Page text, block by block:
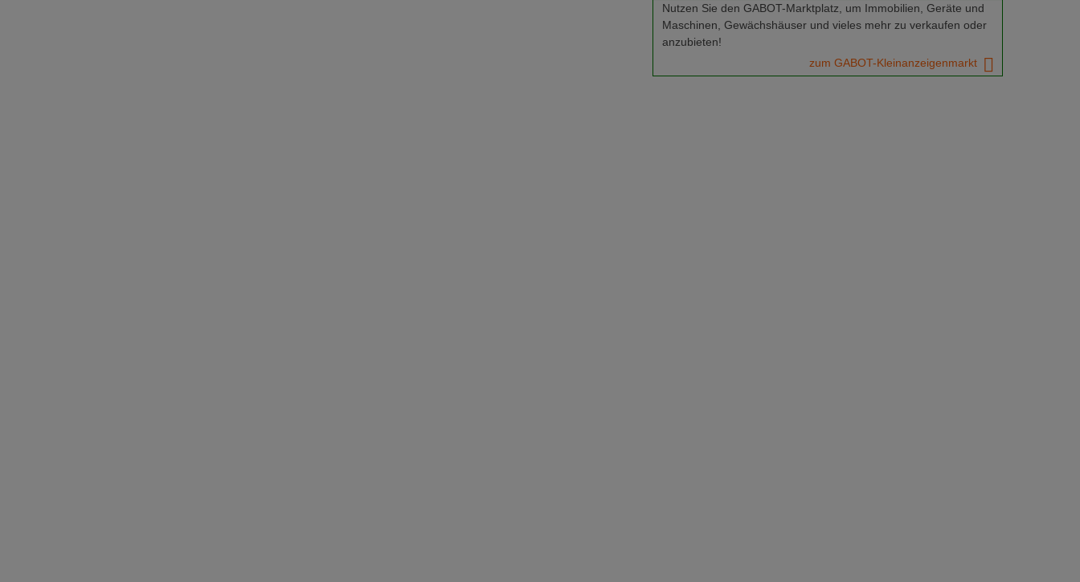
Nutzen Sie den GABOT-Marktplatz, um Immobilien, Geräte und
Maschinen, Gewächshäuser und vieles mehr zu verkaufen oder
anzubieten!
zum GABOT-Kleinanzeigenmarkt